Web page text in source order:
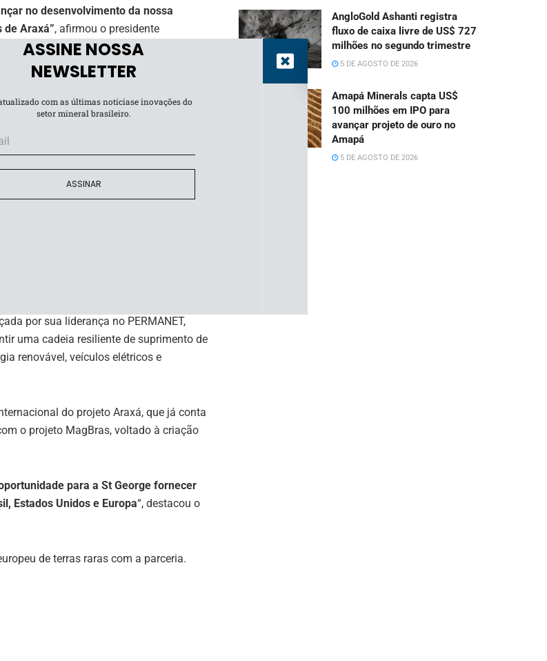
no desenvolvimento da nossa
Araxá”, afirmou o presidente
e químicos para avaliar a
Araxá, ativo 100% controlado pela St
dura da América do Sul.
de carbonato de terras raras
dos resultados, a parceria pode avançar
industriais, estudos de engenharia
é voltada à recuperação e
diversos mercados, incluindo Estados
por sua liderança no PERMANET,
uma cadeia resiliente de suprimento de
renovável, veículos elétricos e
do projeto Araxá, que já conta
o projeto MagBras, voltado à criação
para a St George fornecer
Estados Unidos e Europa“, destacou o
de terras raras com a parceria.
AngloGold Ashanti registra
fluxo de caixa livre de US$ 727
milhões no segundo trimestre
5 DE AGOSTO DE 2026
Amapá Minerals capta US$
100 milhões em IPO para
avançar projeto de ouro no
Amapá
5 DE AGOSTO DE 2026
ASSINE NOSSA
NEWSLETTER
com as últimas notíciase inovações do
setor mineral brasileiro.
ASSINAR